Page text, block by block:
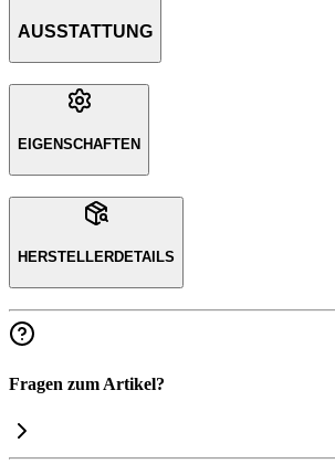
AUSSTATTUNG
EIGENSCHAFTEN
HERSTELLERDETAILS
Fragen zum Artikel?